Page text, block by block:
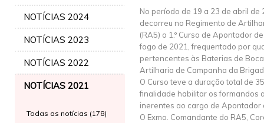
NOTÍCIAS 2024
NOTÍCIAS 2023
NOTÍCIAS 2022
NOTÍCIAS 2021
Todas as notícias (178)
No período de 19 a 23 de abril de
decorreu no Regimento de
(RA5) o 1.º Curso de Apontador
fogo de 2021, frequentado por
pertencentes às Baterias de
Artilharia de Campanha da
O Curso teve a duração total de
finalidade habilitar os formandos
inerentes ao cargo de
O Exmo. Comandante do RA5,